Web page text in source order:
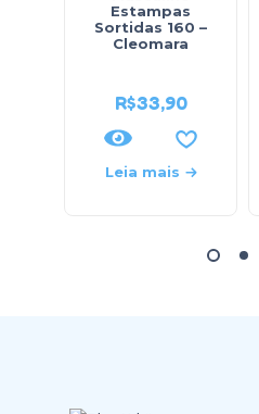
Estampas
Sortidas 160 –
Cleomara
R$33,90
Leia mais